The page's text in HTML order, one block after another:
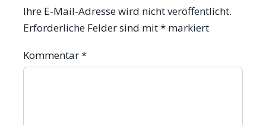
Ihre E-Mail-Adresse wird nicht veröffentlicht.
Erforderliche Felder sind mit* markiert
Kommentar*